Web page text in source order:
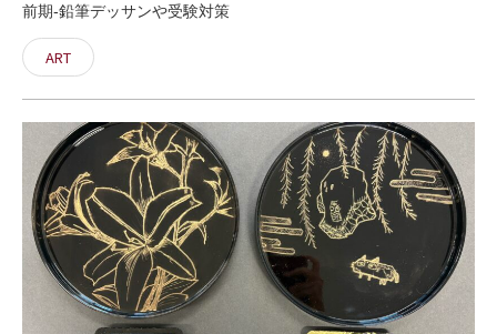
前期-鉛筆デッサンや受験対策
ART